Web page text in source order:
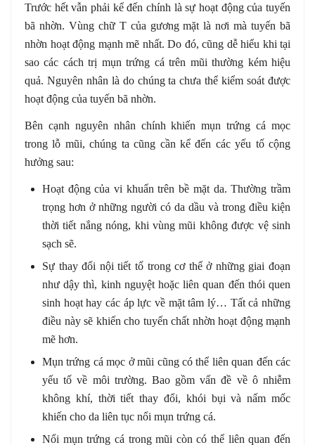
Trước hết vẫn phải kể đến chính là sự hoạt động của tuyến
bã nhờn. Vùng chữ T của gương mặt là nơi mà tuyến bã
nhờn hoạt động mạnh mẽ nhất. Do đó, cũng dễ hiểu khi tại
sao các cách trị mụn trứng cá trên mũi thường kém hiệu
quả. Nguyên nhân là do chúng ta chưa thể kiểm soát được
hoạt động của tuyến bã nhờn.
Bên cạnh nguyên nhân chính khiến mụn trứng cá mọc
trong lỗ mũi, chúng ta cũng cần kể đến các yếu tố cộng
hưởng sau:
Hoạt động của vi khuẩn trên bề mặt da. Thường trầm
trọng hơn ở những người có da dầu và trong điều kiện
thời tiết nắng nóng, khi vùng mũi không được vệ sinh
sạch sẽ.
Sự thay đổi nội tiết tố trong cơ thể ở những giai đoạn
như dậy thì, kinh nguyệt hoặc liên quan đến thói quen
sinh hoạt hay các áp lực về mặt tâm lý… Tất cả những
điều này sẽ khiến cho tuyến chất nhờn hoạt động mạnh
mẽ hơn.
Mụn trứng cá mọc ở mũi cũng có thể liên quan đến các
yếu tố về môi trường. Bao gồm vấn đề về ô nhiễm
không khí, thời tiết thay đổi, khói bụi và nấm mốc
khiến cho da liên tục nổi mụn trứng cá.
Nổi mụn trứng cá trong mũi còn có thể liên quan đến